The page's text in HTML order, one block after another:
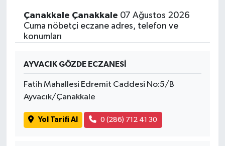
Çanakkale Çanakkale 07 Ağustos 2026
Cuma nöbetçi eczane adres, telefon ve
konumları
AYVACIK GÖZDE ECZANESİ
Fatih Mahallesi Edremit Caddesi No:5/B
Ayvacık/Çanakkale
Yol Tarifi Al 0 (286) 712 41 30